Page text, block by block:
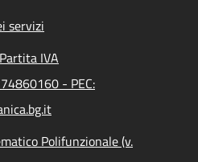
servizi
IVA
- PEC:
Polifunzionale (v.